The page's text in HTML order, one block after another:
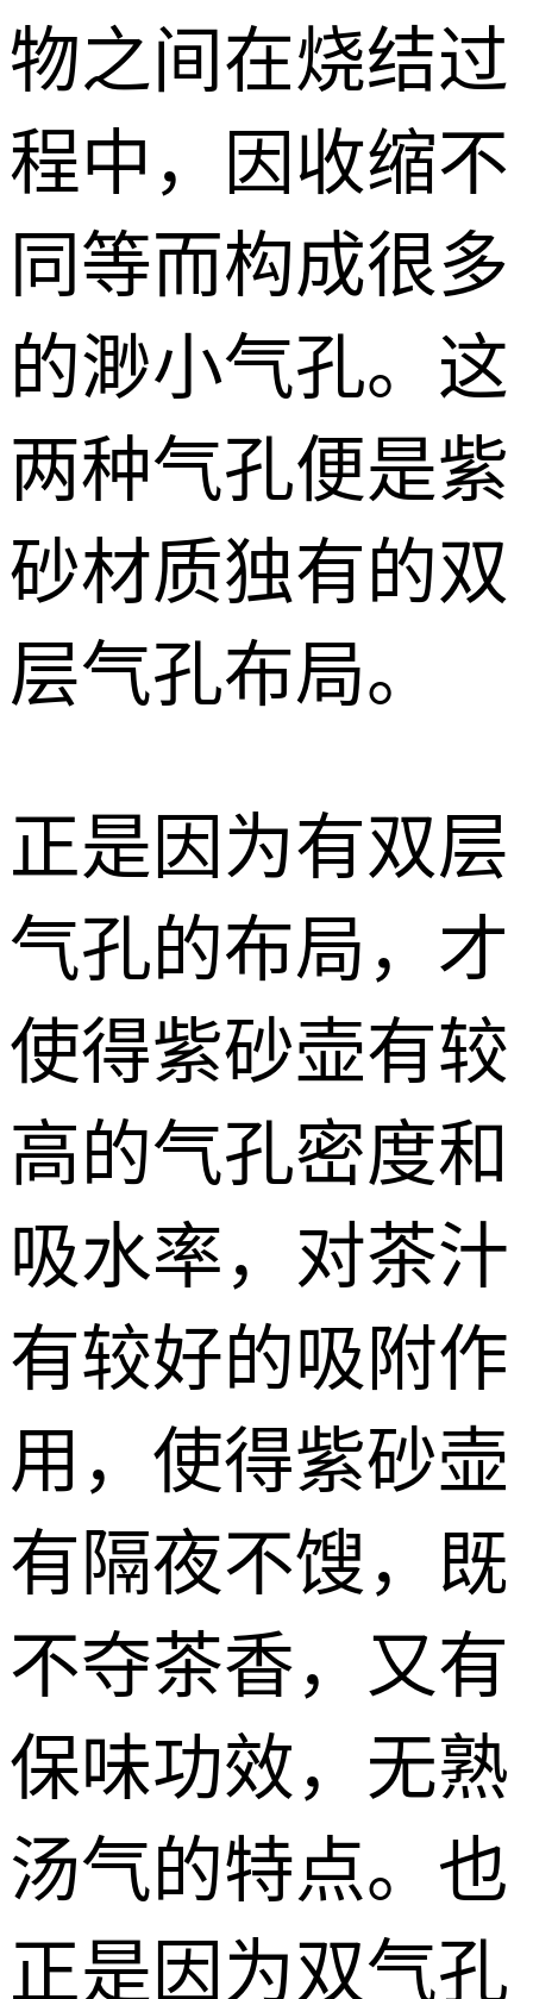
物之间在烧结过
程中，因收缩不
同等而构成很多
的渺小气孔。这
两种气孔便是紫
砂材质独有的双
层气孔布局。
正是因为有双层
气孔的布局，才
使得紫砂壶有较
高的气孔密度和
吸水率，对茶汁
有较好的吸附作
用，使得紫砂壶
有隔夜不馊，既
不夺茶香，又有
保味功效，无熟
汤气的特点。也
正是因为双气孔